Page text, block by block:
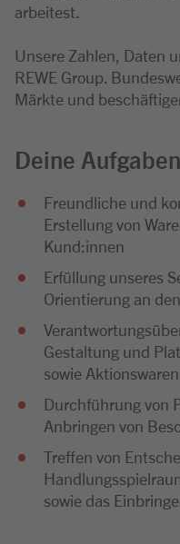
arbeitest.
Unsere Zahlen, Daten
REWE Group.
Märkte und
Deine
Freundliche und
Erstellung von
Kund:innen
Erfüllung unseres
Orientierung an
Gestaltung und
sowie
Durchführung von
Anbringen von
Treffen von
sowie das